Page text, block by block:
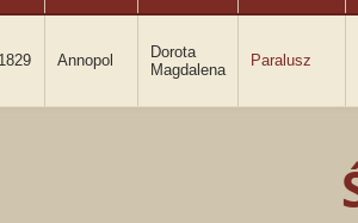
1829 Annopol
Dorota
Magdalena
Paralusz